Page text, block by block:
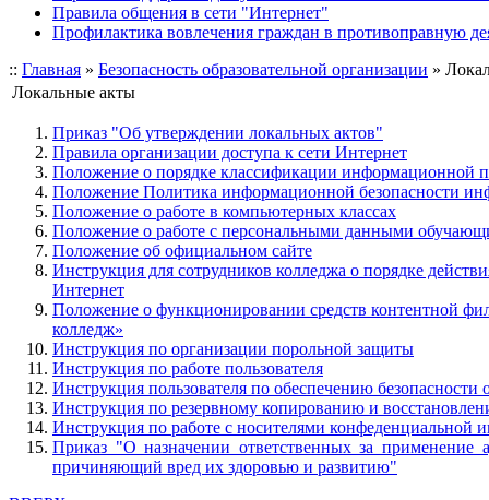
Правила общения в сети "Интернет"
Профилактика вовлечения граждан в противоправную
:: Главная » Безопасность образовательной организации »
Локальные акты
Приказ "Об утверждении локальных актов"
Правила организации доступа к сети Интернет
Положение о порядке классификации информационной
Положение Политика информационной безопасности
Положение о работе в компьютерных классах
Положение о работе с персональными данными
Положение об официальном сайте
Инструкция для сотрудников колледжа о порядке
Интернет
Положение о функционировании средств контентной
колледж»
Инструкция по организации порольной защиты
Инструкция по работе пользователя
Инструкция пользователя по обеспечению
Инструкция по резервному копированию и
Инструкция по работе с носителями конфеденциальной
Приказ "О назначении ответственных за
причиняющий вред их здоровью и развитию"